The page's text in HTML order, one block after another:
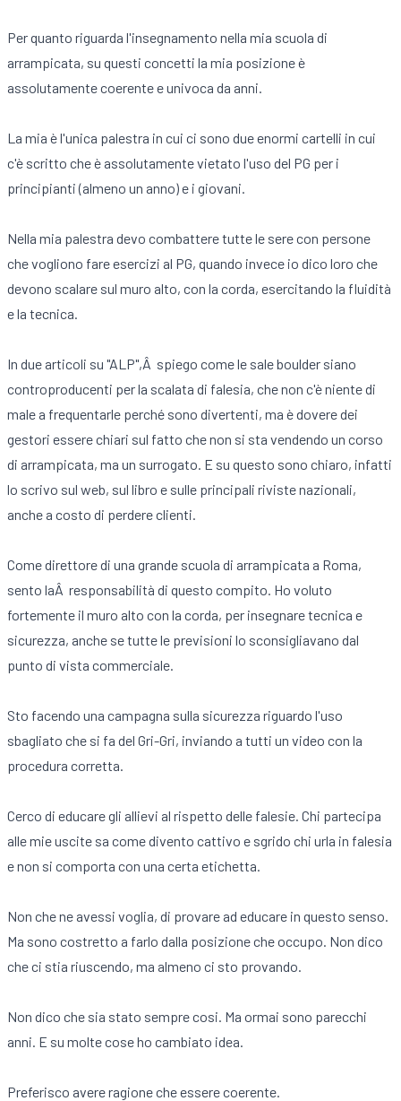
Per quanto riguarda l'insegnamento nella mia scuola di
arrampicata, su questi concetti la mia posizione è
assolutamente coerente e univoca da anni.
La mia è l'unica palestra in cui ci sono due enormi cartelli in cui
c'è scritto che è assolutamente vietato l'uso del PG per i
principianti (almeno un anno) e i giovani.
Nella mia palestra devo combattere tutte le sere con persone
che vogliono fare esercizi al PG, quando invece io dico loro che
devono scalare sul muro alto, con la corda, esercitando la fluidità
e la tecnica.
In due articoli su "ALP",Â spiego come le sale boulder siano
controproducenti per la scalata di falesia, che non c'è niente di
male a frequentarle perché sono divertenti, ma è dovere dei
gestori essere chiari sul fatto che non si sta vendendo un corso
di arrampicata, ma un surrogato. E su questo sono chiaro, infatti
lo scrivo sul web, sul libro e sulle principali riviste nazionali,
anche a costo di perdere clienti.
Come direttore di una grande scuola di arrampicata a Roma,
sento laÂ responsabilità di questo compito. Ho voluto
fortemente il muro alto con la corda, per insegnare tecnica e
sicurezza, anche se tutte le previsioni lo sconsigliavano dal
punto di vista commerciale.
Sto facendo una campagna sulla sicurezza riguardo l'uso
sbagliato che si fa del Gri-Gri, inviando a tutti un video con la
procedura corretta.
Cerco di educare gli allievi al rispetto delle falesie. Chi partecipa
alle mie uscite sa come divento cattivo e sgrido chi urla in falesia
e non si comporta con una certa etichetta.
Non che ne avessi voglia, di provare ad educare in questo senso.
Ma sono costretto a farlo dalla posizione che occupo. Non dico
che ci stia riuscendo, ma almeno ci sto provando.
Non dico che sia stato sempre cosi. Ma ormai sono parecchi
anni. E su molte cose ho cambiato idea.
Preferisco avere ragione che essere coerente.